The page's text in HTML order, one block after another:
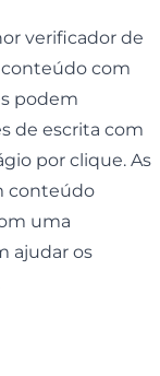
verificador de
conteúdo com
podem
de escrita com
por clique. As
conteúdo
uma
ajudar os